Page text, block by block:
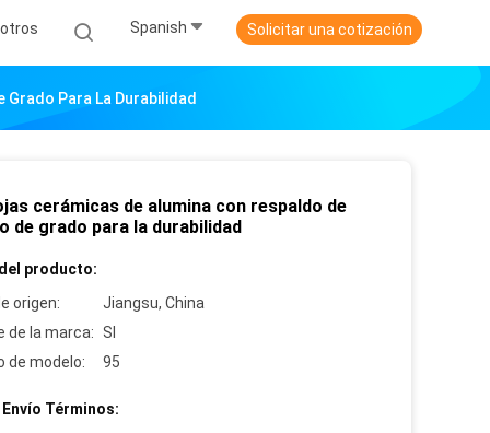
Spanish Solicitar una cotización
Grado Para La Durabilidad
cerámicas de alumina con respaldo de
de grado para la durabilidad
producto:
origen:
Jiangsu, China
de la marca: SI
de modelo:
95
Términos: